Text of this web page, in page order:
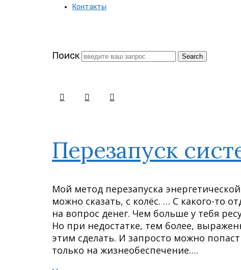
Контакты
Поиск
Перезапуск
Мой метод перезапуска
можно сказать, с колёс. … С какого-то
на вопрос денег. Чем больше у тебя
Но при недостатке, тем более,
этим сделать. И запросто можно
только на жизнеобеспечение….